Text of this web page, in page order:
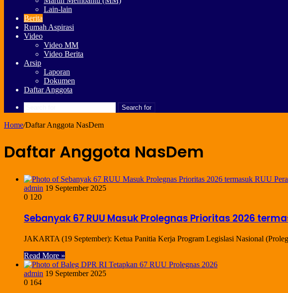
Lain-lain
Berita
Rumah Aspirasi
Video
Video MM
Video Berita
Arsip
Laporan
Dokumen
Daftar Anggota
Search for
Home/Daftar Anggota NasDem
Daftar Anggota NasDem
admin 19 September 2025
0 120
Sebanyak 67 RUU Masuk Prolegnas Prioritas 2026
JAKARTA (19 September): Ketua Panitia Kerja Program Legislasi Nasional
Read More »
admin 19 September 2025
0 164